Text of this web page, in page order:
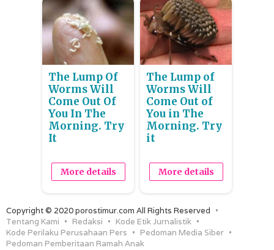
The Lump Of
Worms Will
Come Out Of
You In The
Morning. Try
It
More details
The Lump of
Worms Will
Come Out of
You in The
Morning. Try
it
More details
Copyright © 2020 porostimur.com All Rights Reserved
Tentang Kami
Redaksi
Kode Etik Jurnalistik
Kode Perilaku Perusahaan Pers
Pedoman Media Siber
Pedoman Pemberitaan Ramah Anak